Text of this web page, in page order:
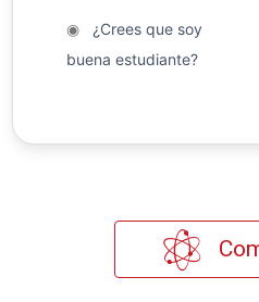
◉¿Crees que soy
buena estudiante?